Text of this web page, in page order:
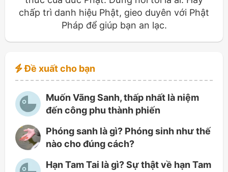
chấp trì danh hiệu Phật, gieo duyên với Phật
Pháp để giúp bạn an lạc.
Đề xuất cho bạn
Muốn Vãng Sanh, thấp nhất là niệm
đến công phu thành phiến
Phóng sanh là gì? Phóng sinh như thế
nào cho đúng cách?
Hạn Tam Tai là gì? Sự thật về hạn Tam